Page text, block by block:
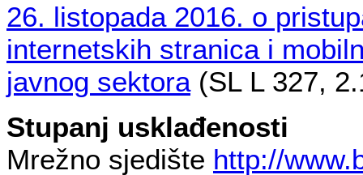
26. listopada 2016. o
internetskih stranica i
javnog sektora (SL L 327,
Stupanj usklađenosti
Mrežno sjedište http://